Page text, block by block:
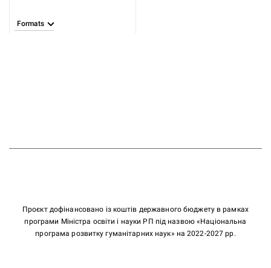
Formats
Проєкт дофінансовано із коштів державного бюджету в рамках
програми Міністра освіти і науки РП під назвою «Національна
програма розвитку гуманітарних наук» на 2022-2027 рр.